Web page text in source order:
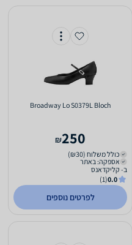
Broadway Lo S0379L Bloch
250
₪
כולל משלוח (₪30)
אספקה: באתר
ב- קליקדאנס
0.0
(1)
לפרטים נוספים